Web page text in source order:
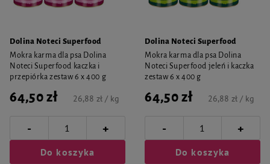
Dolina Noteci Superfood
Mokra karma dla psa Dolina
Noteci Superfood kaczka i
przepiórka zestaw 6 x 400 g
64,50 zł 26,88 zł / kg
- +
Do koszyka
Dolina Noteci Superfood
Mokra karma dla psa Dolina
Noteci Superfood jeleń i kaczka
zestaw 6 x 400 g
64,50 zł 26,88 zł / kg
- +
Do koszyka